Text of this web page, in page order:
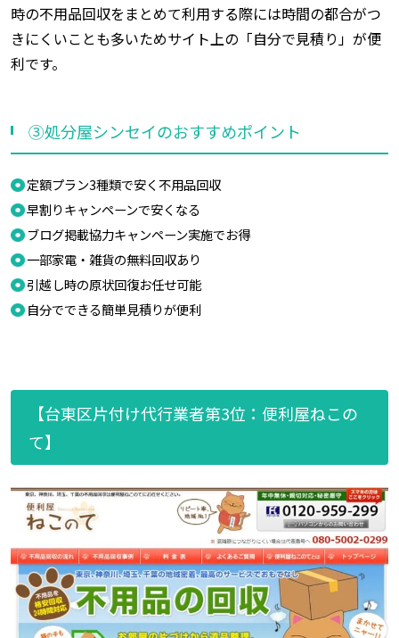
時の不用品回収をまとめて利用する際には時間の都合がつ
きにくいことも多いためサイト上の「自分で見積り」が便
利です。
③処分屋シンセイのおすすめポイント
定額プラン3種類で安く不用品回収
早割りキャンペーンで安くなる
ブログ掲載協力キャンペーン実施でお得
一部家電・雑貨の無料回収あり
引越し時の原状回復お任せ可能
自分でできる簡単見積りが便利
【台東区片付け代行業者第3位：便利屋ねこの
て】